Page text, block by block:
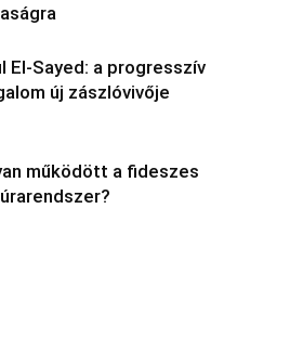
El‑Sayed: a progresszív
új zászlóvivője
működött a fideszes